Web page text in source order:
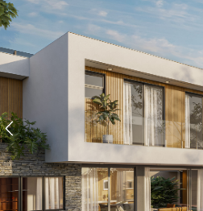
Whatsapp Facebook
Email LinkedIn